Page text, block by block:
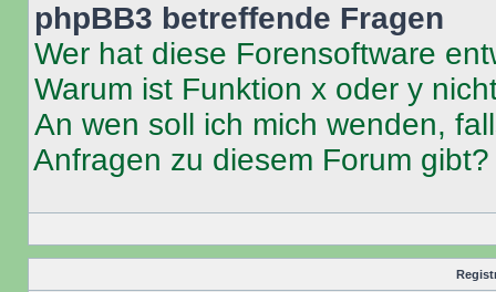
phpBB3 betreffende Fragen
Wer hat diese Forensoftware
Warum ist Funktion x oder y
An wen soll ich mich wenden,
Anfragen zu diesem Forum gibt?